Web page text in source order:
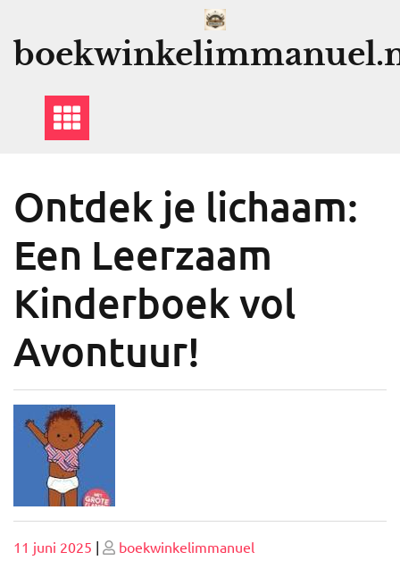
Ontdek je lichaam:
Een Leerzaam
Kinderboek vol
Avontuur!
Geplaatst
11 juni 2025 | Geplaatst
boekwinkelimmanuel